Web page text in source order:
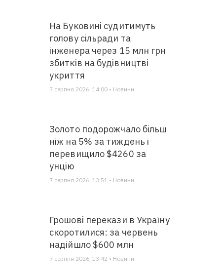
На Буковині судитимуть
голову сільради та
інженера через 15 млн грн
збитків на будівництві
укриття
7 серпня 2026, 14:00 • Новини
Золото подорожчало більш
ніж на 5% за тиждень і
перевищило $4260 за
унцію
7 серпня 2026, 13:51 • Новини
Грошові перекази в Україну
скоротилися: за червень
надійшло $600 млн
7 серпня 2026, 13:42 • Новини